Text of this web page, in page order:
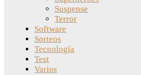
Suspense
Terror
Software
Sorteos
Tecnología
Test
Varios